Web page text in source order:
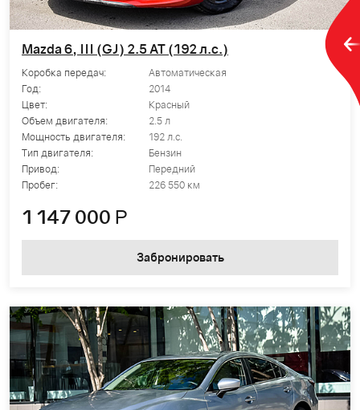
Mazda 6, III (GJ) 2.5 AT (192 л.с.)
Коробка передач:
Автоматическая
Год:
2014
Цвет:
Красный
Объем двигателя:
2.5 л
Мощность двигателя:
192 л.с.
Тип двигателя:
Бензин
Привод:
Передний
Пробег:
226 550 км
1 147 000 Р
Забронировать